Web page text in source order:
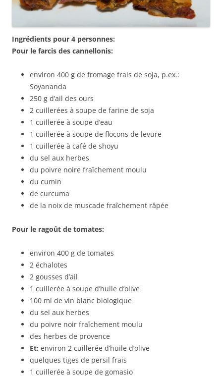
Ingrédients pour 4 personnes:
Pour le farcis des cannellonis:
environ 400 g de fromage frais de soja, p.ex.:
Soyananda
250 g d’ail des ours
2 cuillerées à soupe de farine de soja
1 cuillerée à soupe d’eau
1 cuillerée à soupe de flocons de levure
1 cuillerée à café de shoyu
du sel aux herbes
du poivre noire fraîchement moulu
du cumin
de curcuma
de la noix de muscade fraîchement râpée
Pour le ragoût de tomates:
environ 400 g de tomates
2 échalotes
2 gousses d’ail
1 cuillerée à soupe d’huile d’olive
100 ml de vin blanc biologique
du sel aux herbes
du poivre noir fraîchement moulu
des herbes de provence
Et: environ 2 cuillerée d’huile d’olive
quelques tiges de persil frais
1 cuillerée à soupe de gomasio